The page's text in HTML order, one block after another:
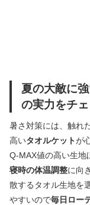
夏の大敵に
の実力をチ
暑さ対策には、触れ
高いタオルケットが
Q-MAX値の高い生地
寝時の体温調整に向
散するタオル生地を
やすいので毎日ロー